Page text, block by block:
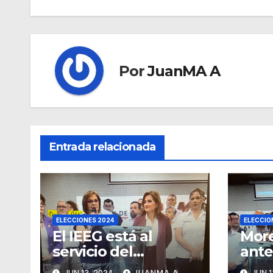
PorJuanMA A
Entrada relacionada
ELECCIONES 2024
El IEEG está al
servicio del
gobierno estatal,